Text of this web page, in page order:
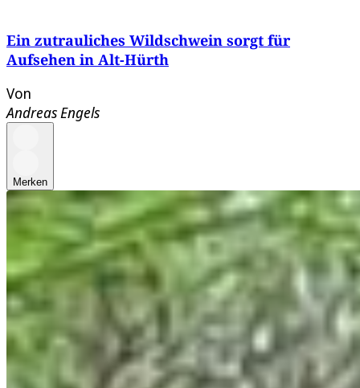
Ein zutrauliches Wildschwein sorgt für
Aufsehen in Alt-Hürth
Von
Andreas Engels
Merken